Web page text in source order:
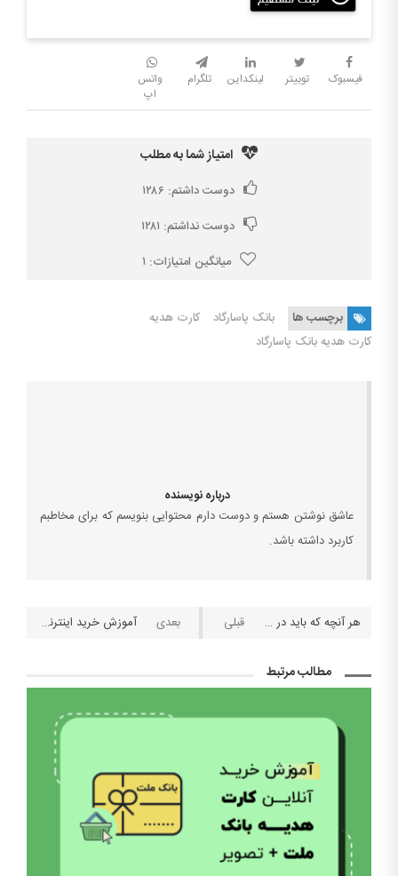
فیسبوک توییتر لینکداین تلگرام
واتس
اپ
امتیاز شما به مطلب
دوست داشتم: ۱۲۸۶
دوست نداشتم: ۱۲۸۱
میانگین امتیازات: ۱
برچسب ها بانک پاسارگاد
کارت هدیه
کارت هدیه بانک پاسارگاد
درباره نویسنده
عاشق نوشتن هستم و دوست دارم محتوایی بنویسم که برای مخاطبم
کاربرد داشته باشد.
هر آنچه که باید در مورد مالیات نقل و انتقال املاک بدانید آموزش خرید اینترنتی کارت هدیه بانک سامان به صورت رایگان
مطالب مرتبط